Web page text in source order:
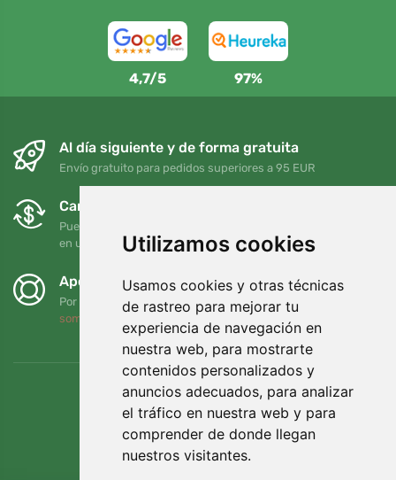
Utilizamos cookies
Usamos cookies y otras técnicas
de rastreo para mejorar tu
experiencia de navegación en
nuestra web, para mostrarte
contenidos personalizados y
anuncios adecuados, para analizar
el tráfico en nuestra web y para
comprender de donde llegan
nuestros visitantes.
4,7/5 97%
Al día siguiente y de forma gratuita
Envío gratuito para pedidos superiores a 95 EUR
Cambios y devoluciones gratuitos
Puede devolver o cambiar su pedido en cualquier momento
en un plazo de 90 días
Apoyamos a Trees.org
Por cada pedido plantamos un árbol. Leer más
somos